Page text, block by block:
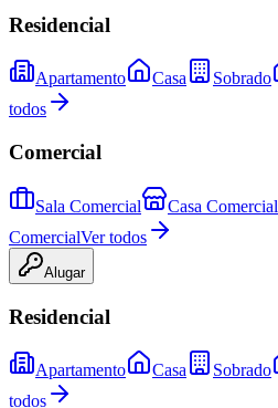
Residencial
Apartamento Casa Sobrado
todos
Comercial
Sala Comercial Casa Comercial
ComercialVer todos
Alugar
Residencial
Apartamento Casa Sobrado
todos